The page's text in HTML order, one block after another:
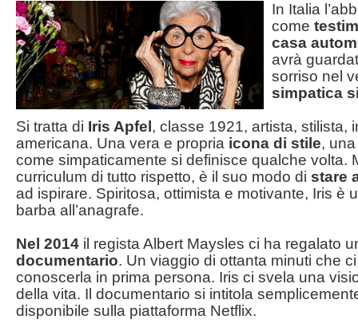
In Italia
come
casa
avrà
sorriso nel
simpatica
Si tratta di Iris Apfel , classe 1921, artista, stilista,
americana. Una vera e propria icona di stile, una
come simpaticamente si definisce qualche volta.
curriculum di tutto rispetto, è il suo modo di stare
ad ispirare. Spiritosa, ottimista e motivante, Iris è
barba all’anagrafe.
Nel 2014 il regista Albert Maysles ci ha regalato
documentario. Un viaggio di ottanta minuti che
conoscerla in prima persona. Iris ci svela una
della vita. Il documentario si intitola
disponibile sulla piattaforma Netflix.